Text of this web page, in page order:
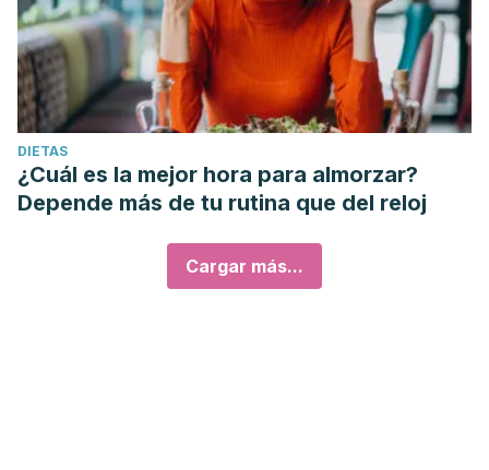
DIETAS
¿Cuál es la mejor hora para almorzar?
Depende más de tu rutina que del reloj
Cargar más...